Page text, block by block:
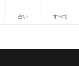
占い すべて